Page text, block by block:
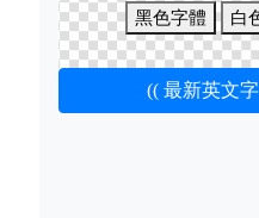
黑色字體 白
(( 最新英文